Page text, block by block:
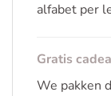
alfabet per
Gratis
We pakken